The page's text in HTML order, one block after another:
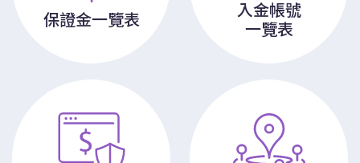
保證金一覽表
入金帳號
一覽表